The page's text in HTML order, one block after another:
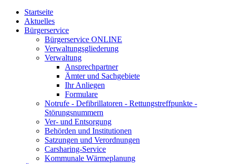
Startseite
Aktuelles
Bürgerservice
Bürgerservice ONLINE
Verwaltungsgliederung
Verwaltung
Ansprechpartner
Ämter und Sachgebiete
Ihr Anliegen
Formulare
Notrufe - Defibrillatoren - Rettungstreffpunkte -
Störungsnummern
Ver- und Entsorgung
Behörden und Institutionen
Satzungen und Verordnungen
Carsharing-Service
Kommunale Wärmeplanung